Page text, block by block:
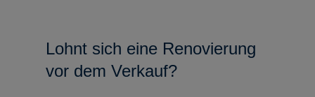
Lohnt sich eine Renovierung
vor dem Verkauf?